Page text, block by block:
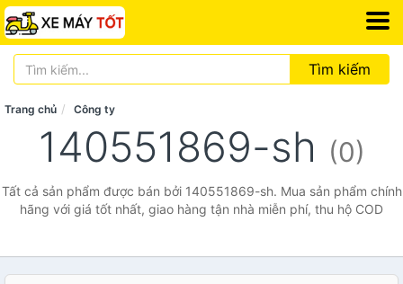
Tìm kiếm
Trang chủ Công ty
140551869-sh (0)
Tất cả sản phẩm được bán bởi 140551869-sh. Mua sản phẩm chính
hãng với giá tốt nhất, giao hàng tận nhà miễn phí, thu hộ COD